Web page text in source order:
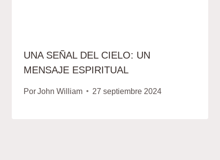
UNA SEÑAL DEL CIELO: UN
MENSAJE ESPIRITUAL
PorJohn William 27 septiembre 2024